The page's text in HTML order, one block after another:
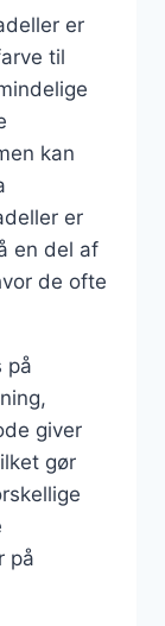
er
til
kan
er
en del af
de ofte
på
giver
gør
på